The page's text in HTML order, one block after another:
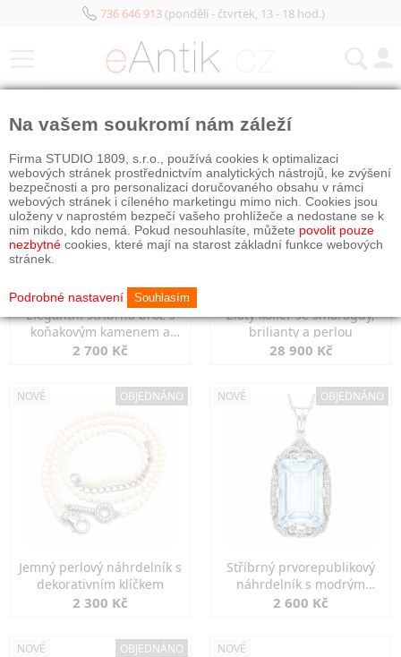
736 646 913(pondělí - čtvrtek, 13 - 18 hod.)
Elegantní stříbrná brož s
koňakovým kamenem a
markazity
2 700 Kč
Zlatý kolier se smaragdy,
brilianty a perlou
28 900 Kč
NOVÉ OBJEDNÁNO
Jemný perlový náhrdelník s
dekorativním klíčkem
2 300 Kč
NOVÉ OBJEDNÁNO
Stříbrný prvorepublikový
náhrdelník s modrým
spinelem
2 600 Kč
NOVÉ OBJEDNÁNO NOVÉ
Na vašem soukromí nám záleží
Firma STUDIO 1809, s.r.o., používá cookies k optimalizaci
webových stránek prostřednictvím analytických nástrojů, ke zvýšení
bezpečnosti a pro personalizaci doručovaného obsahu v rámci
webových stránek i cíleného marketingu mimo nich. Cookies jsou
uloženy v naprostém bezpečí vašeho prohlížeče a nedostane se k
nim nikdo, kdo nemá. Pokud nesouhlasíte, můžete povolit pouze
nezbytné cookies, které mají na starost základní funkce webových
stránek.
Podrobné nastavení Souhlasím